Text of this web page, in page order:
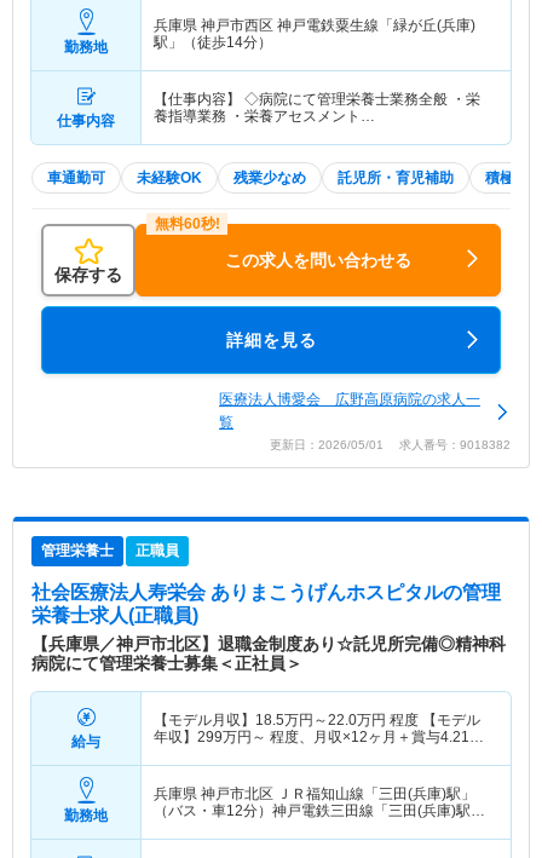
勤務地
兵庫県 神戸市西区 神戸電鉄粟生線「緑が丘(兵庫)
駅」（徒歩14分）
仕事内容
【仕事内容】 ◇病院にて管理栄養士業務全般 ・栄
養指導業務 ・栄養アセスメント…
車通勤可 未経験OK 残業少なめ 託児所・育児補助 積極採
保存する
この求人を問い合わせる
詳細を見る
医療法人博愛会 広野高原病院の求人一
覧
更新日：2026/05/01 求人番号：9018382
管理栄養士 正職員
社会医療法人寿栄会 ありまこうげんホスピタルの管理
栄養士求人(正職員)
【兵庫県／神戸市北区】退職金制度あり☆託児所完備◎精神科
病院にて管理栄養士募集＜正社員＞
給与
【モデル月収】 18.5万円～22.0万円 程度 【モデル
年収】 299万円～ 程度、月収×12ヶ月＋賞与4.21か
勤務地
兵庫県 神戸市北区 ＪＲ福知山線「三田(兵庫)駅」
（バス・車12分）神戸電鉄三田線「三田(兵庫)駅」